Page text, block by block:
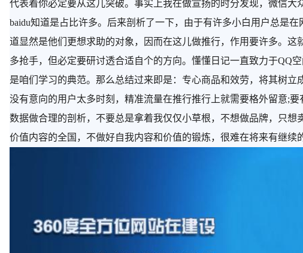
代表着你必定要从这儿突破。事实上我在做宣扬的时分发现，微信大
baidu知道是占比许多。后来剖析了一下，由于有许多小白用户总是
道显然是他们更想求助的对象，因而在这儿做推行，作用要许多。
多抢手，但必定要研讨透合适自个的方向。懂懂日记一直致力于QQ
是咱们学习的典范。那么总结过来即是：专心商品和效劳，将其树
没有意向的用户太多时刻，精准流量在推行推行上就需要格外留意;
数据做合理的剖析，不要总是拿着我仅仅小草根，不想做品牌，只
价值内容的全国，不做好自我内容和价值的锻炼，很难在将来有继续